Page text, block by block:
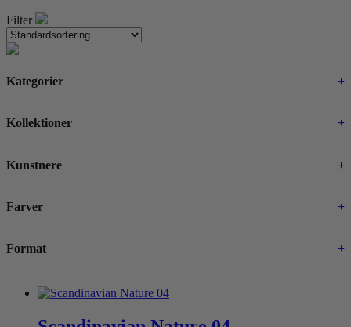
Filter
Kategorier +
Kollektioner +
Kunstnere +
Farver +
Format +